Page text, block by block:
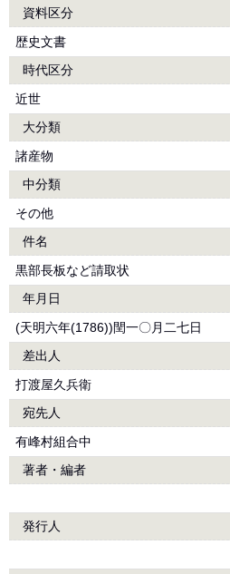
資料区分
歴史文書
時代区分
近世
大分類
諸産物
中分類
その他
件名
黒部長板など請取状
年月日
(天明六年(1786))閏一〇月二七日
差出人
打渡屋久兵衛
宛先人
有峰村組合中
著者・編者
発行人